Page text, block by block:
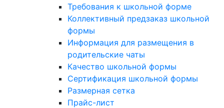
Требования к школьной форме
Коллективный предзаказ школьной
формы
Информация для размещения в
родительские чаты
Качество школьной формы
Сертификация школьной формы
Размерная сетка
Прайс-лист